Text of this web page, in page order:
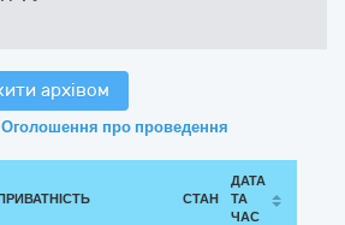
архівом
про проведення
СТАН
ДАТА
ТА
ЧАС